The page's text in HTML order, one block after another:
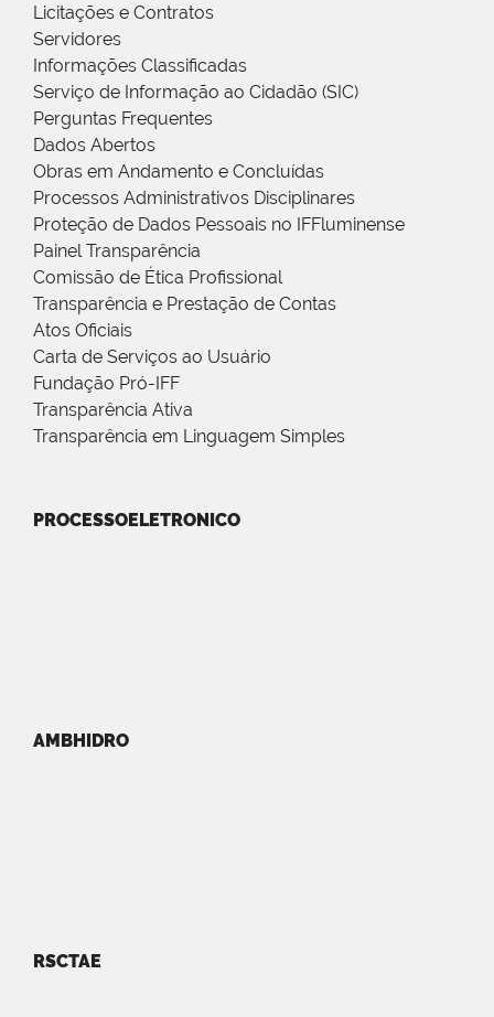
Licitações e Contratos
Servidores
Informações Classificadas
Serviço de Informação ao Cidadão (SIC)
Perguntas Frequentes
Dados Abertos
Obras em Andamento e Concluídas
Processos Administrativos Disciplinares
Proteção de Dados Pessoais no IFFluminense
Painel Transparência
Comissão de Ética Profissional
Transparência e Prestação de Contas
Atos Oficiais
Carta de Serviços ao Usuário
Fundação Pró-IFF
Transparência Ativa
Transparência em Linguagem Simples
PROCESSOELETRONICO
AMBHIDRO
RSCTAE